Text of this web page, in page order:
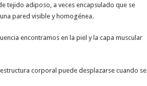
tejido adiposo, a veces encapsulado que se
pared visible y homogénea.
encontramos en la piel y la capa muscular
corporal puede desplazarse cuando se